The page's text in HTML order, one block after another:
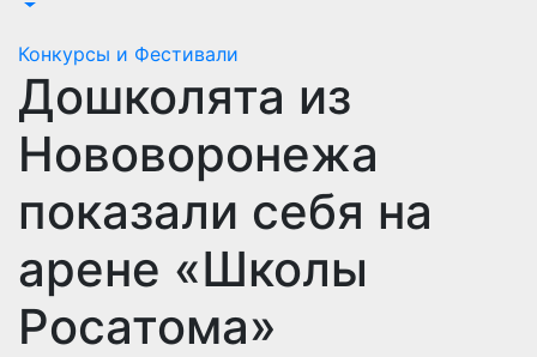
Конкурсы и Фестивали
Дошколята из
Нововоронежа
показали себя на
арене «Школы
Росатома»